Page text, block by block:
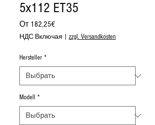
5x112 ET35
От 182,25€Спеццена
НДС Включая zzgl. Versandkosten
Hersteller *
Modell *